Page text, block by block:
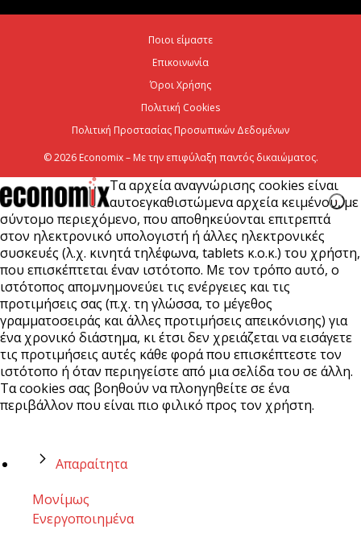
Ποιοι είμαστε
Επικοινωνία
Όροι Χρήσης
Πολιτική Cookies
Πολιτική Προστασίας Προσωπικών Δεδομένων
© 2026 Economix – Με την επιφύλαξη παντός δικαιώματος.
Τα αρχεία αναγνώρισης cookies είναι
αυτοεγκαθιστώμενα αρχεία κειμένου, με
σύντομο περιεχόμενο, που αποθηκεύονται επιτρεπτά
στον ηλεκτρονικό υπολογιστή ή άλλες ηλεκτρονικές
συσκευές (λ.χ. κινητά τηλέφωνα, tablets κ.ο.κ.) του χρήστη,
που επισκέπτεται έναν ιστότοπο. Με τον τρόπο αυτό, ο
ιστότοπος απομνημονεύει τις ενέργειες και τις
προτιμήσεις σας (π.χ. τη γλώσσα, το μέγεθος
γραμματοσειράς και άλλες προτιμήσεις απεικόνισης) για
ένα χρονικό διάστημα, κι έτσι δεν χρειάζεται να εισάγετε
τις προτιμήσεις αυτές κάθε φορά που επισκέπτεστε τον
ιστότοπο ή όταν περιηγείστε από μια σελίδα του σε άλλη.
Τα cookies σας βοηθούν να πλοηγηθείτε σε ένα
περιβάλλον που είναι πιο φιλικό προς τον χρήστη.
Απαραίτητα
Μονίμως
Ενεργοποιημένα